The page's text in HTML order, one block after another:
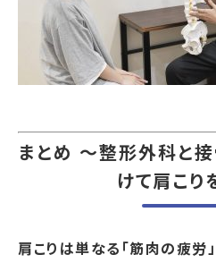
まとめ ～整形外科と
けて肩こり
肩こりは単なる「筋肉の疲労